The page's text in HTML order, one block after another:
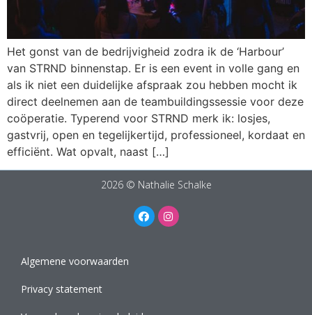
Het gonst van de bedrijvigheid zodra ik de ‘Harbour’
van STRND binnenstap. Er is een event in volle gang en
als ik niet een duidelijke afspraak zou hebben mocht ik
direct deelnemen aan de teambuildingssessie voor deze
coöperatie. Typerend voor STRND merk ik: losjes,
gastvrij, open en tegelijkertijd, professioneel, kordaat en
efficiënt. Wat opvalt, naast […]
2026 © Nathalie Schalke
Algemene voorwaarden
Privacy statement